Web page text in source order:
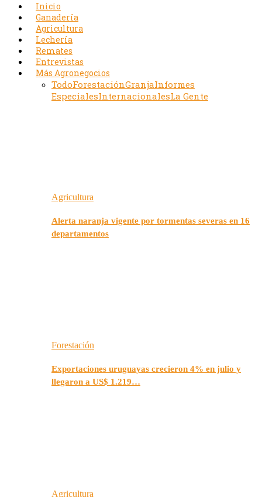
Inicio
Ganadería
Agricultura
Lechería
Remates
Entrevistas
Más Agronegocios
TodoForestaciónGranjaInformes
EspecialesInternacionalesLa Gente
Agricultura
Alerta naranja vigente por tormentas severas en 16
departamentos
Forestación
Exportaciones uruguayas crecieron 4% en julio y
llegaron a US$ 1.219…
Agricultura